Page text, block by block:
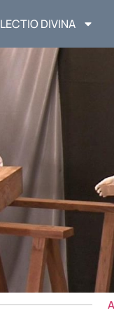
LECTIO DIVINA